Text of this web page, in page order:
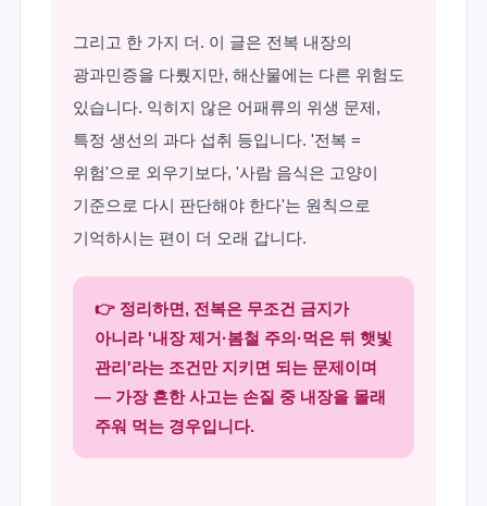
그리고 한 가지 더. 이 글은 전복 내장의
광과민증을 다뤘지만, 해산물에는 다른 위험도
있습니다. 익히지 않은 어패류의 위생 문제,
특정 생선의 과다 섭취 등입니다. '전복 =
위험'으로 외우기보다, '사람 음식은 고양이
기준으로 다시 판단해야 한다'는 원칙으로
기억하시는 편이 더 오래 갑니다.
👉 정리하면, 전복은 무조건 금지가
아니라 '내장 제거·봄철 주의·먹은 뒤 햇빛
관리'라는 조건만 지키면 되는 문제이며
— 가장 흔한 사고는 손질 중 내장을 몰래
주워 먹는 경우입니다.